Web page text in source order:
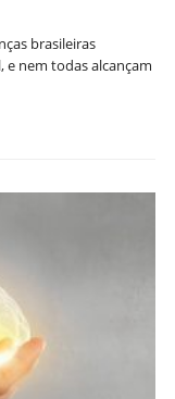
brasileiras
nem todas alcançam